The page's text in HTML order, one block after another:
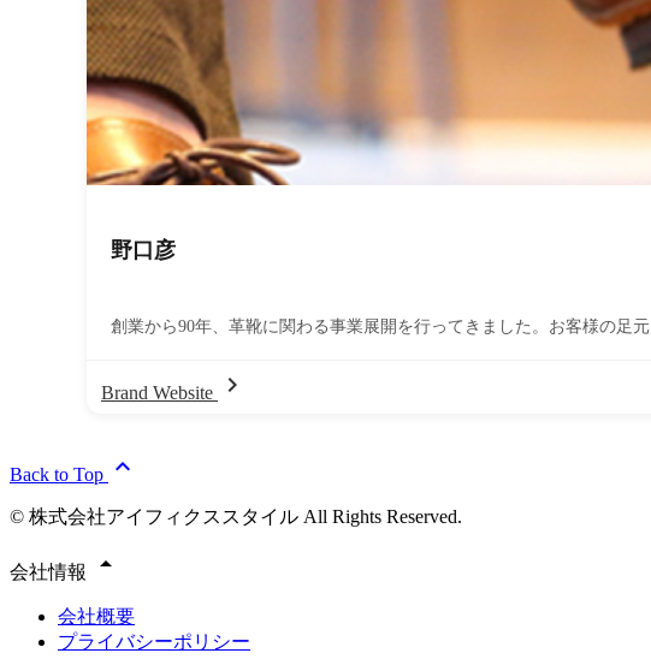
野口彦
創業から90年、革靴に関わる事業展開を行ってきました。お客様の足
Brand Website chevron_right
Back to Top expand_less
© 株式会社アイフィクススタイル All Rights Reserved.
会社情報 arrow_drop_up
会社概要
プライバシーポリシー